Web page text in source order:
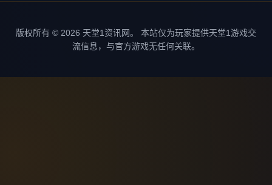
版权所有 © 2026 天堂1资讯网。 本站仅为玩家提供天堂1游戏交
流信息，与官方游戏无任何关联。